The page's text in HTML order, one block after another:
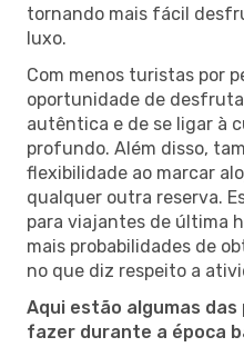
tornando mais fácil
luxo.
Com menos turistas por
oportunidade de
autêntica e de se ligar à
profundo. Além disso,
flexibilidade ao marcar
qualquer outra reserva.
para viajantes de última
mais probabilidades de
no que diz respeito a
Aqui estão algumas
fazer durante a época